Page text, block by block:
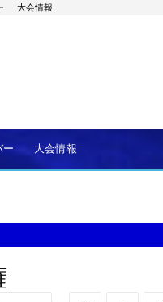
大会情報
ー 大会情報